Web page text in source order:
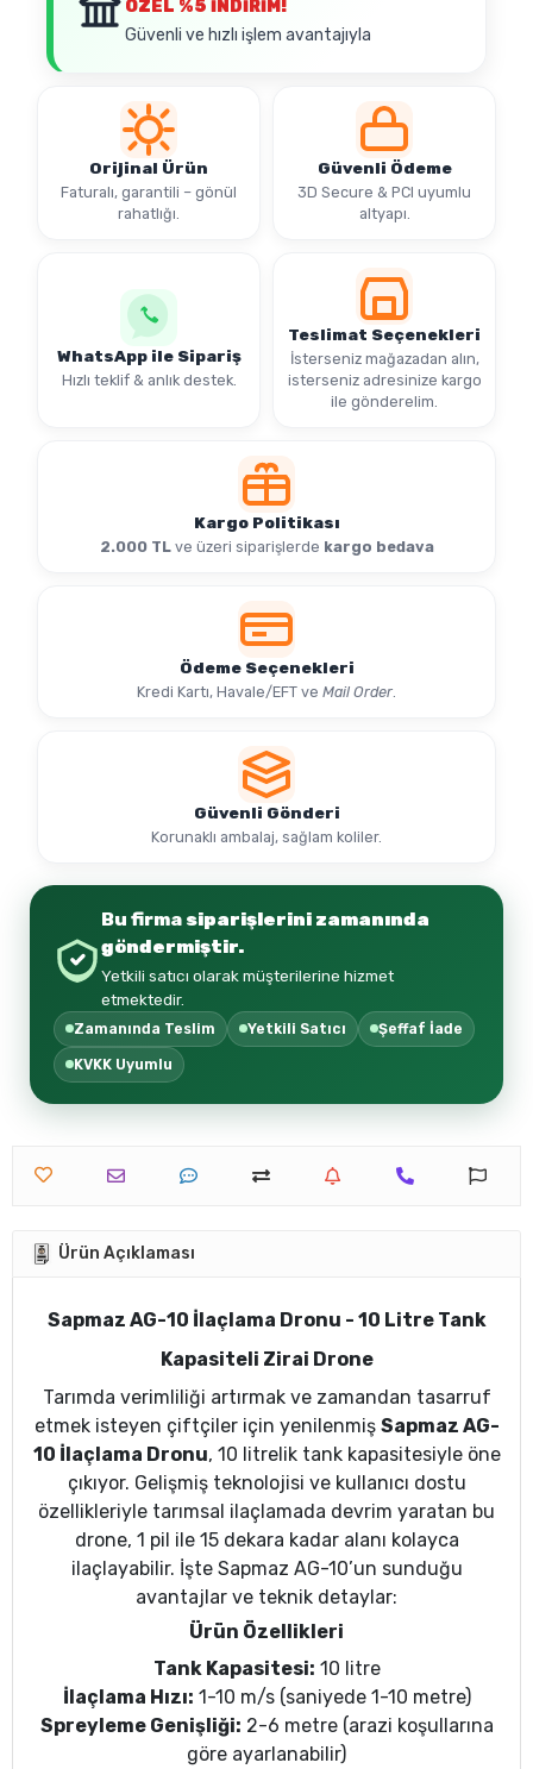
ÖZEL %5 İNDİRİM!
Güvenli ve hızlı işlem avantajıyla
Orijinal Ürün
Faturalı, garantili – gönül
rahatlığı.
Güvenli Ödeme
3D Secure & PCI uyumlu
altyapı.
WhatsApp ile Sipariş
Hızlı teklif & anlık destek.
Teslimat Seçenekleri
İsterseniz mağazadan alın,
isterseniz adresinize kargo
ile gönderelim.
Kargo Politikası
2.000 TLve üzeri siparişlerde kargo bedava
Ödeme Seçenekleri
Kredi Kartı, Havale/EFT ve Mail Order
Güvenli Gönderi
Korunaklı ambalaj, sağlam koliler.
Bu firma siparişlerini zamanında
göndermiştir.
Yetkili satıcı olarak müşterilerine hizmet
etmektedir.
Zamanında Teslim Yetkili Satıcı Şeffaf İade
KVKK Uyumlu
Ürün Açıklaması
Sapmaz AG-10 İlaçlama Dronu - 10 Litre Tank
Kapasiteli Zirai Drone
Tarımda verimliliği artırmak ve zamandan tasarruf
etmek isteyen çiftçiler için yenilenmiş Sapmaz AG-
10 İlaçlama Dronu, 10 litrelik tank kapasitesiyle öne
çıkıyor. Gelişmiş teknolojisi ve kullanıcı dostu
özellikleriyle tarımsal ilaçlamada devrim yaratan bu
drone, 1 pil ile 15 dekara kadar alanı kolayca
ilaçlayabilir. İşte Sapmaz AG-10’un sunduğu
avantajlar ve teknik detaylar:
Ürün Özellikleri
Tank Kapasitesi: 10 litre
İlaçlama Hızı: 1-10 m/s (saniyede 1-10 metre)
Spreyleme Genişliği: 2-6 metre (arazi koşullarına
göre ayarlanabilir)